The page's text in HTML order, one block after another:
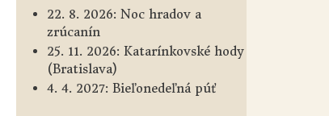
22. 8. 2026: Noc hradov a
zrúcanín
25. 11. 2026: Katarínkovské hody
(Bratislava)
4. 4. 2027: Bieľonedeľná púť